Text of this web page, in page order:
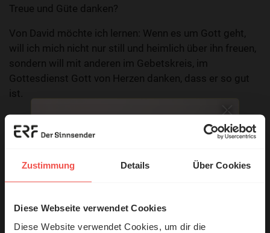
Zustimmung Details Über Cookies
Diese Webseite verwendet Cookies
Diese Website verwendet Cookies, um dir die
Treue und Güte danken?
Von David möchte ich lernen: Wenn es um Gott geht,
will ich mich nicht nur still und heimlich über ihn freuen,
sondern will mit anderen im Gebetskreis, im
Gottesdienst Gott von Herzen danken, dass er so gut
ist.
Elke Drossmann
© Ruth Schneider / ERF